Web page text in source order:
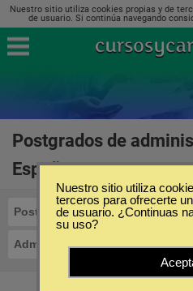
Nuestro sitio utiliza cookies propias y de
de usuario. Si continúa navegando
Postgrados de
España
Postgrados
Administración de PyMES
Nuestro sitio utiliza
terceros para ofrecerte
de usuario. ¿Continuas
su uso?